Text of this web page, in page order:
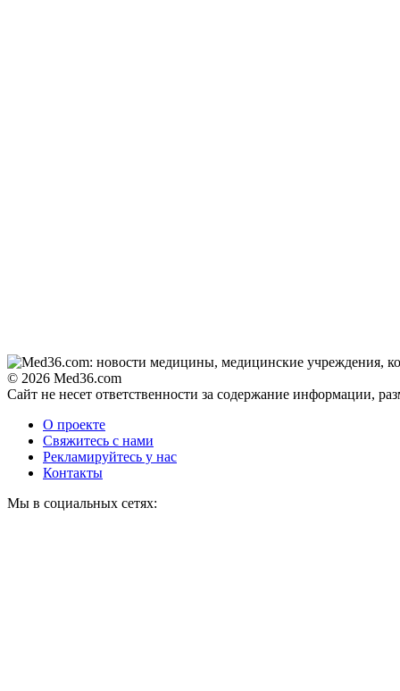
© 2026 Med36.com
Сайт не несет ответственности за содержание информации,
О проекте
Свяжитесь с нами
Рекламируйтесь у нас
Контакты
Мы в социальных сетях: